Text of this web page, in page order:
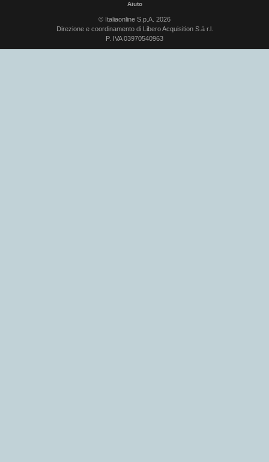
Aiuto
© Italiaonline S.p.A. 2026
Direzione e coordinamento di Libero Acquisition S.á r.l.
P. IVA 03970540963